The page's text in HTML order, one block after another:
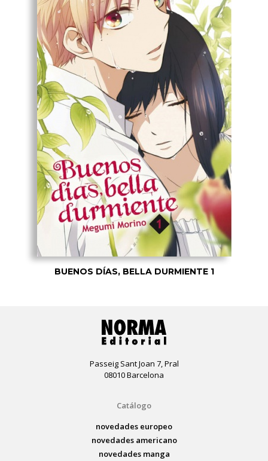
BUENOS DÍAS, BELLA DURMIENTE 1
Passeig Sant Joan 7, Pral
08010 Barcelona
Catálogo
novedades europeo
novedades americano
novedades manga